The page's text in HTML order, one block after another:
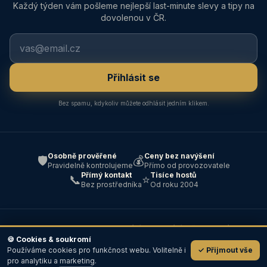
Každý týden vám pošleme nejlepší last-minute slevy a tipy na
dovolenou v ČR.
Přihlásit se
Bez spamu, kdykoliv můžete odhlásit jedním klikem.
🛡️Osobně prověřené
Pravidelně kontrolujeme💰Ceny bez navýšení
Přímo od provozovatele
📞 Přímý kontakt
Bez prostředníka⭐Tisíce hostů
Od roku 2004
© 2004–2026 ABC — Ubytování · Cestování · Všechna práva
💬
🍪 Cookies & soukromí
Používáme cookies pro funkčnost webu. Volitelně i
pro analytiku a marketing.
✓ Přijmout vše